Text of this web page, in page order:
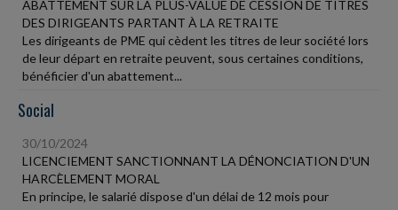
ABATTEMENT SUR LA PLUS-VALUE DE CESSION DE TITRES
DES DIRIGEANTS PARTANT À LA RETRAITE
Les dirigeants de PME qui cèdent les titres de leur société lors
de leur départ en retraite peuvent, sous certaines conditions,
bénéficier d'un abattement...
Social
30/10/2024
LICENCIEMENT SANCTIONNANT LA DÉNONCIATION D'UN
HARCÈLEMENT MORAL
En principe, le salarié dispose d'un délai de 12 mois pour